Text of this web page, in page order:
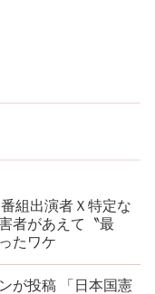
組出演者Ｘ特定な
者があえて〝最
たワケ
が投稿 「日本国憲